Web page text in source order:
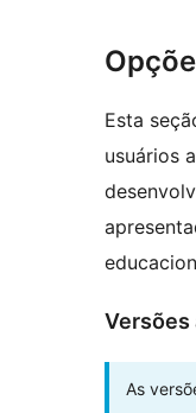
Esta
usuários
As